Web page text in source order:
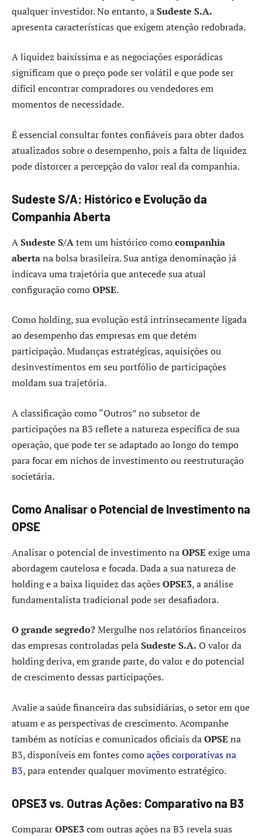
qualquer investidor. No entanto, aSudeste S.A.
apresenta características que exigem atenção redobrada.
A liquidez baixíssima e as negociações esporádicas
significam que o preço pode ser volátil e que pode ser
difícil encontrar compradores ou vendedores em
momentos de necessidade.
É essencial consultar fontes confiáveis para obter dados
atualizados sobre o desempenho, pois a falta de liquidez
pode distorcer a percepção do valor real da companhia.
Sudeste S/A: Histórico e Evolução da
Companhia Aberta
ASudeste S/Atem um histórico comocompanhia
abertana bolsa brasileira. Sua antiga denominação já
indicava uma trajetória que antecede sua atual
configuração comoOPSE.
Como holding, sua evolução está intrinsecamente ligada
ao desempenho das empresas em que detém
participação. Mudanças estratégicas, aquisições ou
desinvestimentos em seu portfólio de participações
moldam sua trajetória.
A classificação como “Outros” no subsetor de
participações na B3 reflete a natureza específica de sua
operação, que pode ter se adaptado ao longo do tempo
para focar em nichos de investimento ou reestruturação
societária.
Como Analisar o Potencial de Investimento na
OPSE
Analisar o potencial de investimento naOPSE exige uma
abordagem cautelosa e focada. Dada a sua natureza de
holding e a baixa liquidez das ações OPSE3, a análise
fundamentalista tradicional pode ser desafiadora.
O grande segredo?Mergulhe nos relatórios financeiros
das empresas controladas pelaSudeste S.A. O valor da
holding deriva, em grande parte, do valor e do potencial
de crescimento dessas participações.
Avalie a saúde financeira das subsidiárias, o setor em que
atuam e as perspectivas de crescimento. Acompanhe
também as notícias e comunicados oficiais daOPSE na
B3, disponíveis em fontes comoações corporativas na
B3, para entender qualquer movimento estratégico.
OPSE3 vs. Outras Ações: Comparativo na B3
CompararOPSE3com outras ações na B3 revela suas